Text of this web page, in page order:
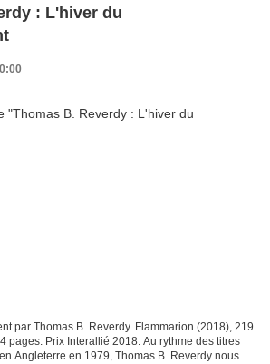
: L'hiver du
par Thomas B. Reverdy. Flammarion (2018), 219
pages. Prix Interallié 2018. Au rythme des titres
Angleterre en 1979, Thomas B. Reverdy nous